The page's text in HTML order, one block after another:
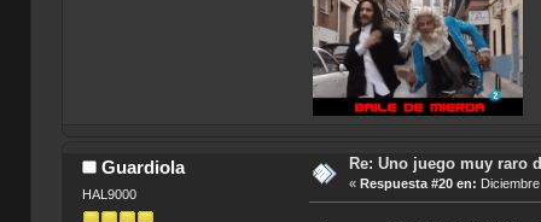
Guardiola
HAL9000
Re: Uno juego muy raro
« Respuesta #20 en: